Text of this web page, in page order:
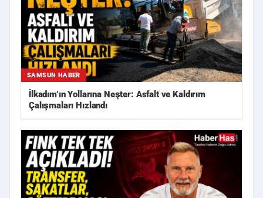
SAMSUN HABER
İlkadım’ın Yollarına Neşter: Asfalt ve Kaldırım
Çalışmaları Hızlandı